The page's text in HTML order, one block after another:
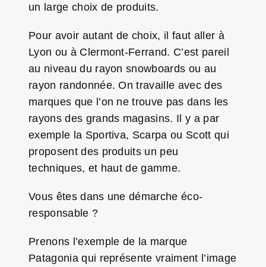
un large choix de produits.
Pour avoir autant de choix, il faut aller à
Lyon ou à Clermont-Ferrand. C’est pareil
au niveau du rayon snowboards ou au
rayon randonnée. On travaille avec des
marques que l’on ne trouve pas dans les
rayons des grands magasins. Il y a par
exemple la Sportiva, Scarpa ou Scott qui
proposent des produits un peu
techniques, et haut de gamme.
Vous êtes dans une démarche éco-
responsable ?
Prenons l’exemple de la marque
Patagonia qui représente vraiment l’image